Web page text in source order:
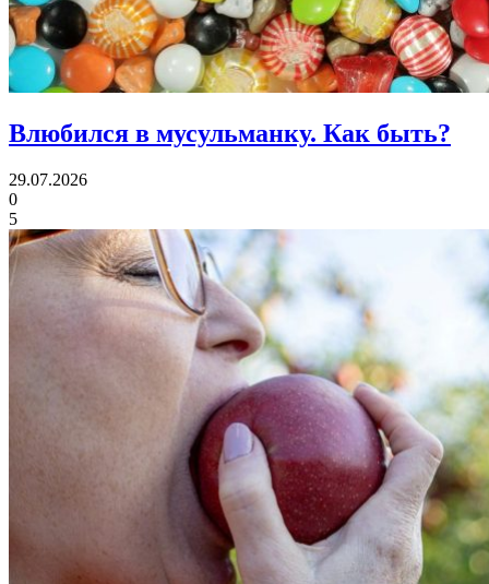
Влюбился в мусульманку. Как быть?
29.07.2026
0
5